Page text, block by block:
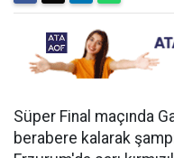
Süper Final maçında
berabere kalarak